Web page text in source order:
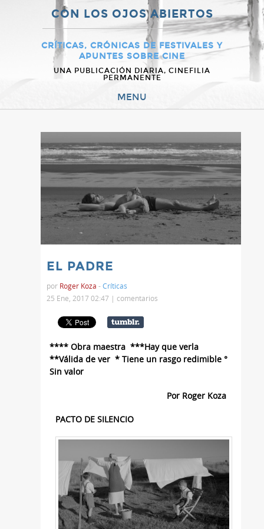
CON LOS OJOS ABIERTOS
CRÍTICAS, CRÓNICAS DE FESTIVALES Y
APUNTES SOBRE CINE
UNA PUBLICACIÓN DIARIA, CINEFILIA
PERMANENTE
MENU
EL PADRE
por Roger Koza -Críticas
25 Ene, 2017 02:47 | comentarios
**** Obra maestra ***Hay que verla
**Válida de ver * Tiene un rasgo redimible °
Sin valor
Por Roger Koza
PACTO DE SILENCIO